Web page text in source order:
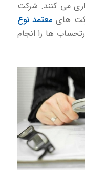
می کنند. شرکت
های معتمد نوع
ها را انجام